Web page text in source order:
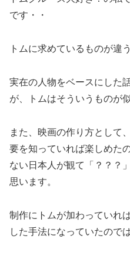
です・・
トムに求めているものが違
実在の人物をベースにした
が、トムはそういうものが
また、映画の作り方として
要を知っていれば楽しめた
ない日本人が観て「？？？
思います。
制作にトムが加わっていれ
した手法になっていたので